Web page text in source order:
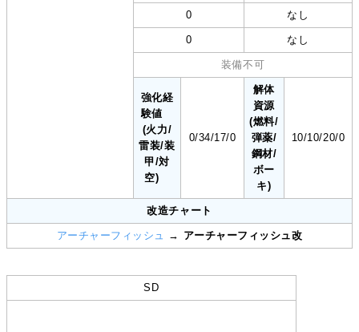
0 なし
0 なし
装備不可
強化経
験値
(火力/
雷装/装
甲/対
空)
0/34/17/0
解体
資源
(燃料/
弾薬/
鋼材/
ボー
キ)
10/10/20/0
改造チャート
アーチャーフィッシュ → アーチャーフィッシュ改
SD